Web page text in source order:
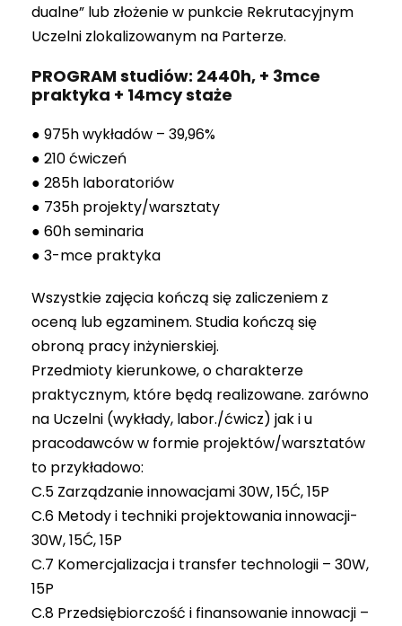
dualne” lub złożenie w punkcie Rekrutacyjnym
Uczelni zlokalizowanym na Parterze.
PROGRAM studiów: 2440h, + 3mce
praktyka + 14mcy staże
● 975h wykładów – 39,96%
● 210 ćwiczeń
● 285h laboratoriów
● 735h projekty/warsztaty
● 60h seminaria
● 3-mce praktyka
Wszystkie zajęcia kończą się zaliczeniem z
oceną lub egzaminem. Studia kończą się
obroną pracy inżynierskiej.
Przedmioty kierunkowe, o charakterze
praktycznym, które będą realizowane. zarówno
na Uczelni (wykłady, labor./ćwicz) jak i u
pracodawców w formie projektów/warsztatów
to przykładowo:
C.5 Zarządzanie innowacjami 30W, 15Ć, 15P
C.6 Metody i techniki projektowania innowacji-
30W, 15Ć, 15P
C.7 Komercjalizacja i transfer technologii – 30W,
15P
C.8 Przedsiębiorczość i finansowanie innowacji –